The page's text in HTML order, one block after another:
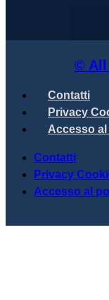
© All
Contatti
Privacy
Accesso
Contatti
Privacy
Accesso al